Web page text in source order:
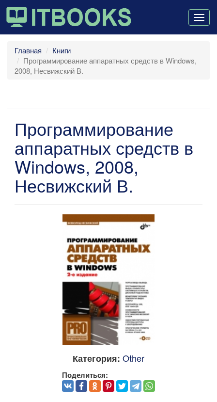
Главная
Книги
Программирование аппаратных средств в Windows,
2008, Несвижский В.
Программирование
аппаратных средств в
Windows, 2008,
Несвижский В.
Категория: Other
Поделиться: